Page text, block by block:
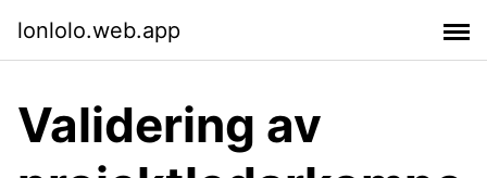
lonlolo.web.app
Validering av